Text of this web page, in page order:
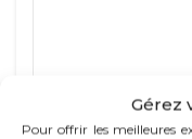
Gérez
Pour offrir les meilleures
J’accepte le